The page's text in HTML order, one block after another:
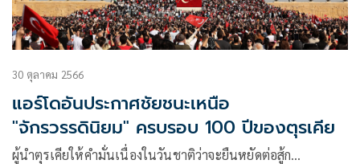
30 ตุลาคม 2566
แอร์โดอันประกาศชัยชนะเหนือ
"จักรวรรดินิยม" ครบรอบ 100 ปีของตุรเคีย
ผู้นำตุรเคียให้คำมั่นเนื่องในวันชาติว่าจะยืนหยัดต่อสู้ก…